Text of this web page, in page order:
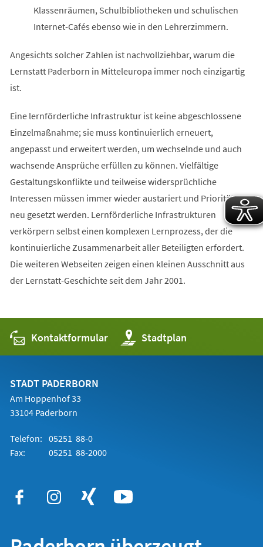
Klassenräumen, Schulbibliotheken und schulischen
Internet-Cafés ebenso wie in den Lehrerzimmern.
Angesichts solcher Zahlen ist nachvollziehbar, warum die
Lernstatt Paderborn in Mitteleuropa immer noch einzigartig
ist.
Eine lernförderliche Infrastruktur ist keine abgeschlossene
Einzelmaßnahme; sie muss kontinuierlich erneuert,
angepasst und erweitert werden, um wechselnde und auch
wachsende Ansprüche erfüllen zu können. Vielfältige
Gestaltungskonflikte und teilweise widersprüchliche
Interessen müssen immer wieder austariert und Prioritäten
neu gesetzt werden. Lernförderliche Infrastrukturen
verkörpern selbst einen komplexen Lernprozess, der die
kontinuierliche Zusammenarbeit aller Beteiligten erfordert.
Die weiteren Webseiten zeigen einen kleinen Ausschnitt aus
der Lernstatt-Geschichte seit dem Jahr 2001.
Kontaktformular Stadtplan
(Öffnet
in
einem
STADT PADERBORN
Am Hoppenhof 33
33104 Paderborn
Telefon: 05251 88-0
Fax:
05251 88-2000